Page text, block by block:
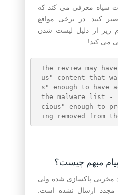
سیاه معرفی می کند که
کنید. در برخی مواقع
زیر از دلیل لیست شدن
می کند!
The review may
us" content that
s" enough to have
the malware list
cious" enough to
مبهم چیست؟
مخربی پاکسازی شده ولی
مجدد ارسال نشده است.